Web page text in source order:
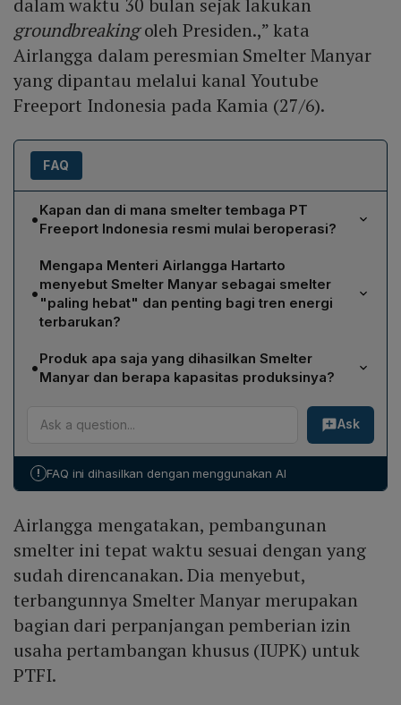
dalam waktu 30 bulan sejak lakukan
groundbreakingoleh Presiden.,” kata
Airlangga dalam peresmian Smelter Manyar
yang dipantau melalui kanal Youtube
Freeport Indonesia pada Kamia (27/6).
FAQ
•Kapan dan di mana smelter tembaga PT
Freeport Indonesia resmi mulai beroperasi?
Smelter tembaga milik PT Freeport Indonesia resmi
mulai beroperasi pada Kamis, 27 Juni 2024, yang
berlokasi di Java Integrated Industrial Park and Estate
(JIIPE), Manyar, Gresik, Jawa Timur.
•
Mengapa Menteri Airlangga Hartarto
menyebut Smelter Manyar sebagai smelter
"paling hebat" dan penting bagi tren energi
terbarukan?
Airlangga menilai Smelter Manyar paling hebat karena
dibangun dalam 30 bulan, menempati lahan seluas 100
hektare, dan memiliki kapasitas produksi yang sulit
ditandingi dalam jangka 3‑5 tahun ke depan. Ia
menekankan bahwa tembaga merupakan mineral kritis
bagi teknologi masa depan, termasuk baterai dan
kabel, sehingga keberadaan smelter ini selaras dengan
kebutuhan energi terbarukan yang semakin meningkat.
•Produk apa saja yang dihasilkan Smelter
Manyar dan berapa kapasitas produksinya?
Smelter Manyar menghasilkan katoda tembaga,
batangan emas, perak murni, serta platinum group
metals. Selain itu, smelter ini dapat memproduksi
dan timbal. Kapasitas produksinya mencapai 1,7 juta ton
katoda tembaga mencapai satu juta ton per tahun
melalui dua smelter Freeport.
Ask
! FAQ ini dihasilkan dengan menggunakan AI
Airlangga mengatakan, pembangunan
smelter ini tepat waktu sesuai dengan yang
sudah direncanakan. Dia menyebut,
terbangunnya Smelter Manyar merupakan
bagian dari perpanjangan pemberian izin
usaha pertambangan khusus (IUPK) untuk
PTFI.